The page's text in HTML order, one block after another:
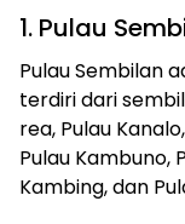
1. Pulau
Pulau Sembilan
terdiri dari
rea, Pulau
Pulau Kambuno,
Kambing, dan